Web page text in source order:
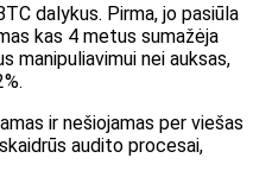
dalykus. Pirma, jo pasiūla
kas 4 metus sumažėja
manipuliavimui nei auksas,
ir nešiojamas per viešas
audito procesai,